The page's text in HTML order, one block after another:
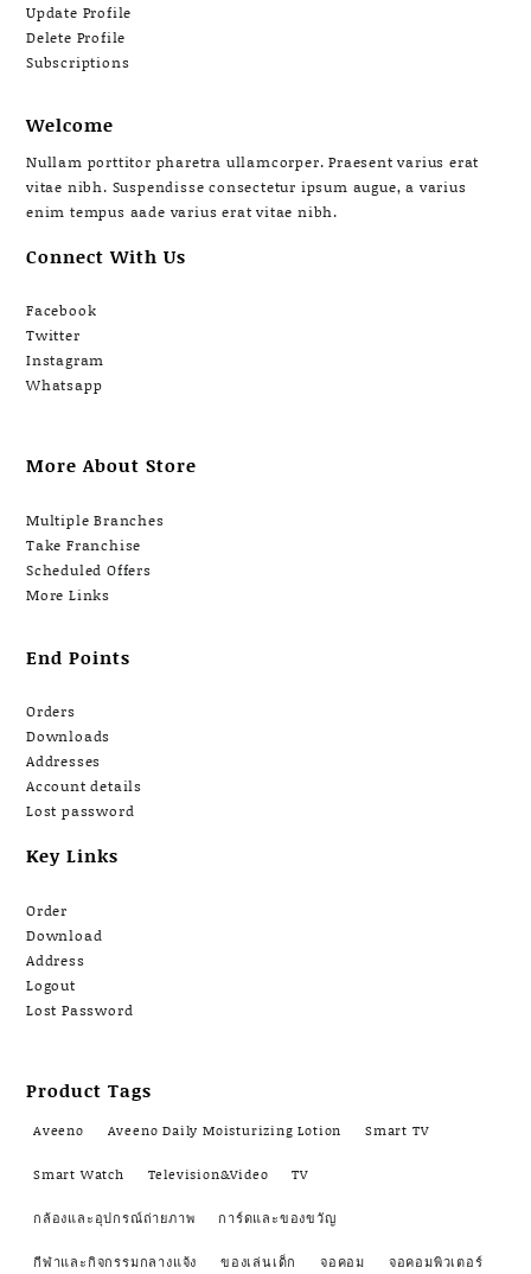
Update Profile
Delete Profile
Subscriptions
Welcome
Nullam porttitor pharetra ullamcorper. Praesent varius erat
vitae nibh. Suspendisse consectetur ipsum augue, a varius
enim tempus aade varius erat vitae nibh.
Connect With Us
Facebook
Twitter
Instagram
Whatsapp
More About Store
Multiple Branches
Take Franchise
Scheduled Offers
More Links
End Points
Orders
Downloads
Addresses
Account details
Lost password
Key Links
Order
Download
Address
Logout
Lost Password
Product Tags
Aveeno Aveeno Daily Moisturizing Lotion Smart TV
Smart Watch Television&Video TV
กล้องและอุปกรณ์ถ่ายภาพ การ์ดและของขวัญ
กีฬาและกิจกรรมกลางแจ้ง ของเล่นเด็ก จอคอม จอคอมพิวเตอร์